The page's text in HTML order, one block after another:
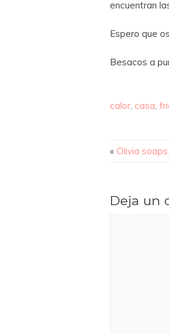
encuentran
Espero que
Besacos a
calor casa
« Olivia
Deja un